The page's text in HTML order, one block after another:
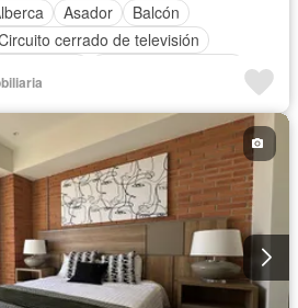
Asador
Balcón
cerrado de televisión
Vista panorámica